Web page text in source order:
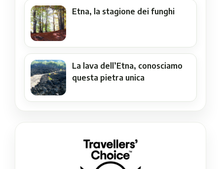
Etna, la stagione dei funghi
La lava dell’Etna, conosciamo
questa pietra unica